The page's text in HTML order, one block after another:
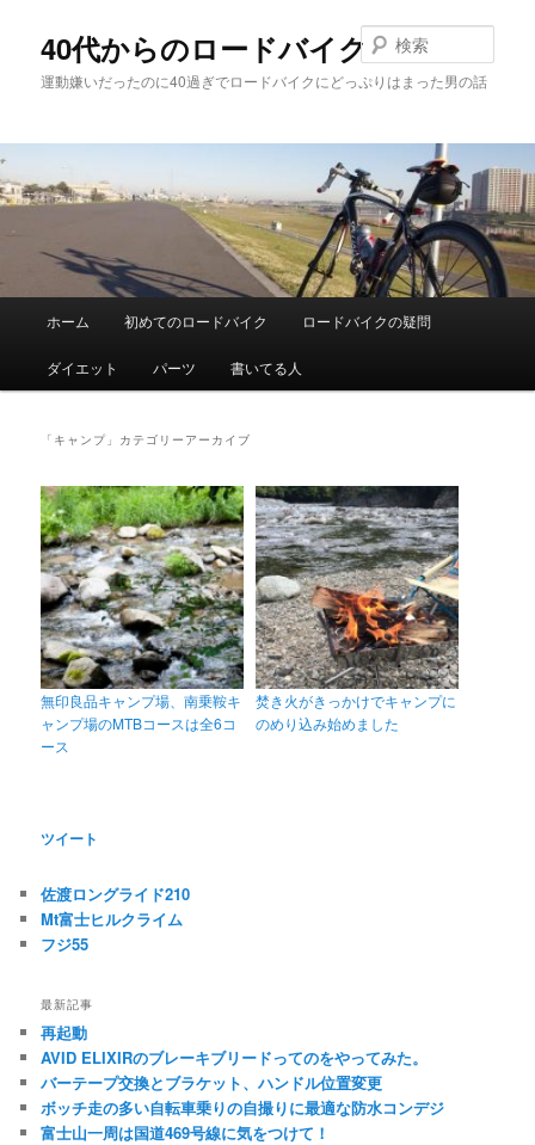
テ
ン
ツ
へ
移
ン
ツ
へ
移
動
40代からのロードバイク
運動嫌いだったのに40過ぎでロードバイクにどっぷりはまった男の話
索
メ
ホーム 初めてのロードバイク ロードバイクの疑問
ダイエット パーツ 書いてる人
「 キャンプ 」カテゴリーアーカイブ
無印良品キャンプ場、南乗鞍キ
ャンプ場のMTBコースは全6コ
ース
焚き火がきっかけでキャンプに
のめり込み始めました
ツイート
佐渡ロングライド210
Mt富士ヒルクライム
フジ55
最新記事
再起動
AVID ELIXIRのブレーキブリードってのをやってみた。
バーテープ交換とブラケット、ハンドル位置変更
ボッチ走の多い自転車乗りの自撮りに最適な防水コンデジ
富士山一周は国道469号線に気をつけて！